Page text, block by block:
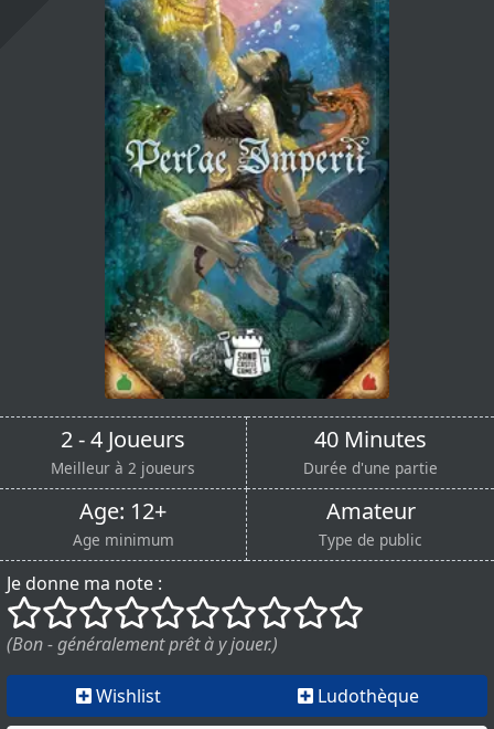
2 - 4 Joueurs
Meilleur à 2 joueurs
40 Minutes
Durée d'une partie
Age: 12+
Age minimum
Amateur
Type de public
Je donne ma note :
()
() () () () () () () ()
()
(Bon - généralement prêt à y jouer.)
Wishlist Ludothèque